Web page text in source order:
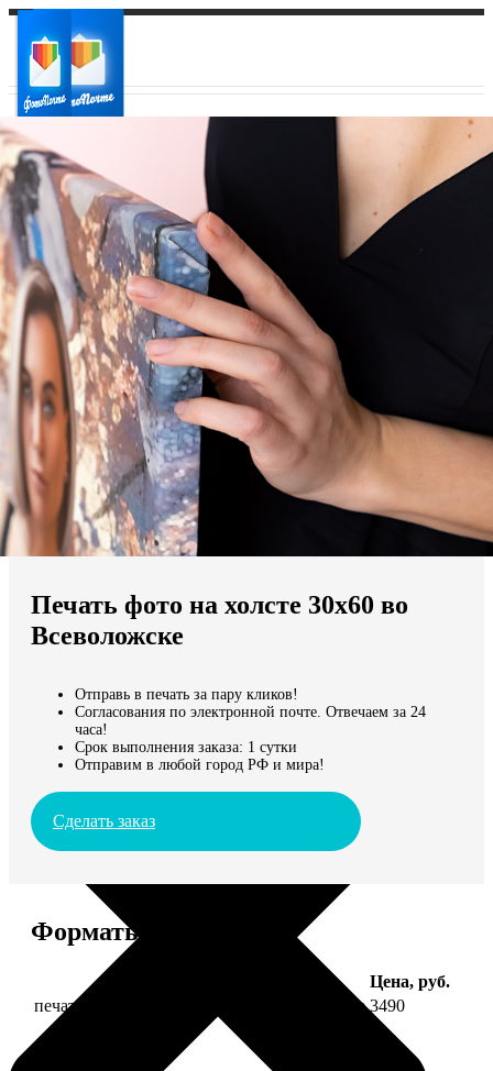
Ваш город:
Ваш регион доставки
Выберите из списка:
Мы доставляем по всему миру
Продолжить без города
Печать фото на холсте 30х60 во
Всеволожске
Отправь в печать за пару кликов!
Согласования по электронной почте. Отвечаем за 24
часа!
Срок выполнения заказа: 1 сутки
Отправим в любой город РФ и мира!
Сделать заказ
Форматы и цены
Цена, руб.
печать фото на холсте 30х60 на подрамнике 3490